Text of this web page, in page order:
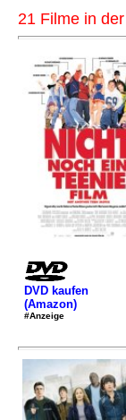
21 Filme in
DVD kaufen
(Amazon)
#Anzeige